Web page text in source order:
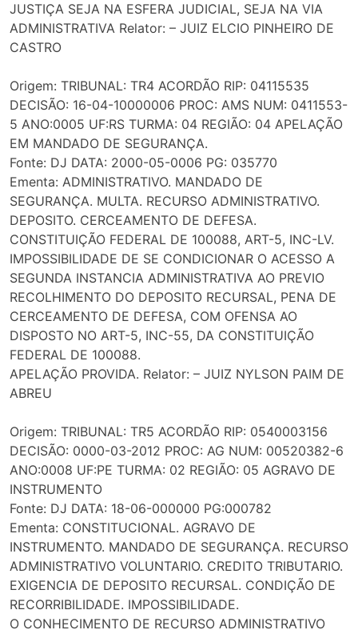
JUSTIÇA SEJA NA ESFERA JUDICIAL, SEJA NA VIA
ADMINISTRATIVA Relator: – JUIZ ELCIO PINHEIRO DE
CASTRO
Origem: TRIBUNAL: TR4 ACORDÃO RIP: 04115535
DECISÃO: 16-04-10000006 PROC: AMS NUM: 0411553-
5 ANO:0005 UF:RS TURMA: 04 REGIÃO: 04 APELAÇÃO
EM MANDADO DE SEGURANÇA.
Fonte: DJ DATA: 2000-05-0006 PG: 035770
Ementa: ADMINISTRATIVO. MANDADO DE
SEGURANÇA. MULTA. RECURSO ADMINISTRATIVO.
DEPOSITO. CERCEAMENTO DE DEFESA.
CONSTITUIÇÃO FEDERAL DE 100088, ART-5, INC-LV.
IMPOSSIBILIDADE DE SE CONDICIONAR O ACESSO A
SEGUNDA INSTANCIA ADMINISTRATIVA AO PREVIO
RECOLHIMENTO DO DEPOSITO RECURSAL, PENA DE
CERCEAMENTO DE DEFESA, COM OFENSA AO
DISPOSTO NO ART-5, INC-55, DA CONSTITUIÇÃO
FEDERAL DE 100088.
APELAÇÃO PROVIDA. Relator: – JUIZ NYLSON PAIM DE
ABREU
Origem: TRIBUNAL: TR5 ACORDÃO RIP: 0540003156
DECISÃO: 0000-03-2012 PROC: AG NUM: 00520382-6
ANO:0008 UF:PE TURMA: 02 REGIÃO: 05 AGRAVO DE
INSTRUMENTO
Fonte: DJ DATA: 18-06-000000 PG:000782
Ementa: CONSTITUCIONAL. AGRAVO DE
INSTRUMENTO. MANDADO DE SEGURANÇA. RECURSO
ADMINISTRATIVO VOLUNTARIO. CREDITO TRIBUTARIO.
EXIGENCIA DE DEPOSITO RECURSAL. CONDIÇÃO DE
RECORRIBILIDADE. IMPOSSIBILIDADE.
O CONHECIMENTO DE RECURSO ADMINISTRATIVO